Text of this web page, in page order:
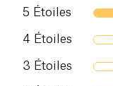
5 Étoiles
4 Étoiles
3 Étoiles